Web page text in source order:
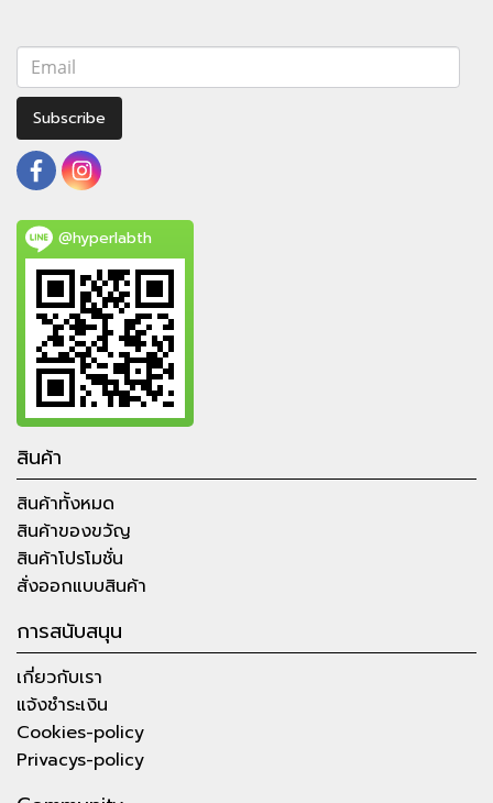
Subscribe
@hyperlabth
สินค้า
สินค้าทั้งหมด
สินค้าของขวัญ
สินค้าโปรโมชั่น
สั่งออกแบบสินค้า
การสนับสนุน
เกี่ยวกับเรา
แจ้งชำระเงิน
Cookies-policy
Privacys-policy